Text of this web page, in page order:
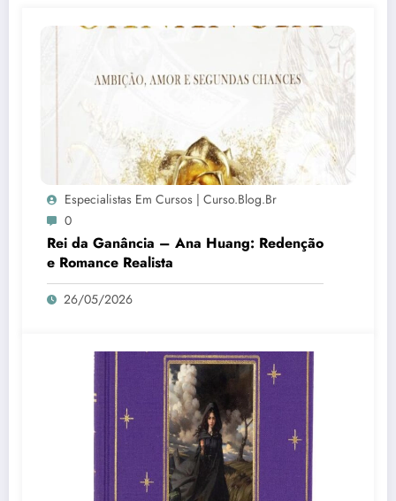
Especialistas Em Cursos | Curso.blog.br
0
Rei da Ganância – Ana Huang: Redenção
e Romance Realista
26/05/2026